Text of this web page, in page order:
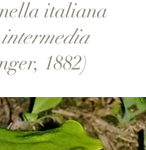
italiana
1882)